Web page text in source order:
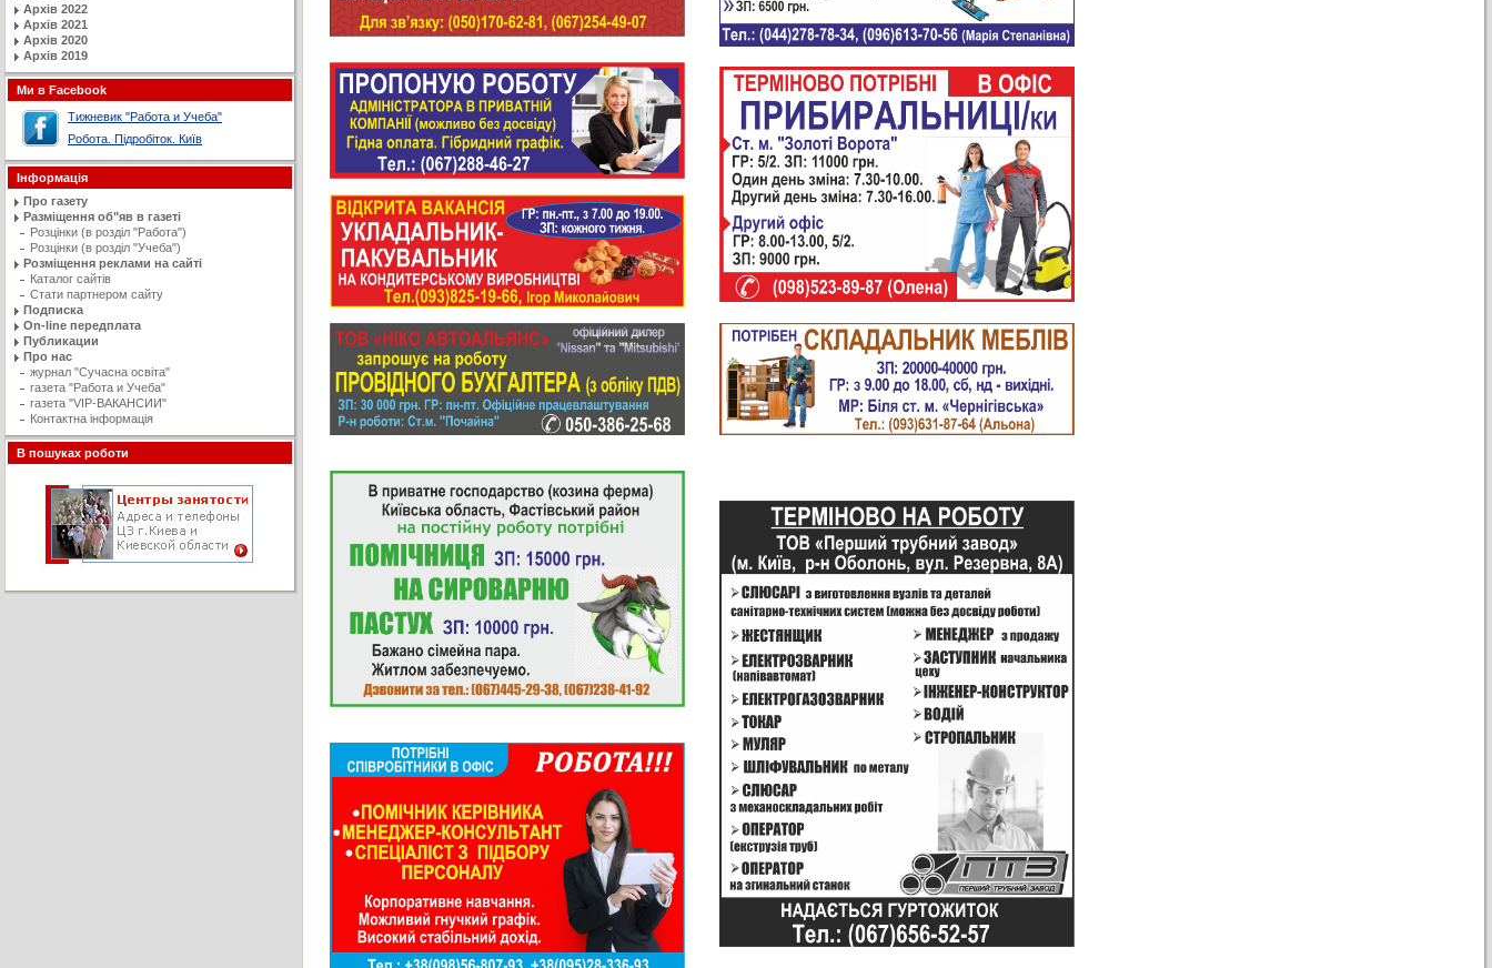
Архів 2022
Архів 2021
Архів 2020
Архів 2019
Ми в Facebook
Тижневик "Работа и Учеба"
Робота. Підробіток. Київ
Інформація
Про газету
Разміщення об"яв в газеті
Розцінки (в розділ "Работа")
Розцінки (в розділ "Учеба")
Розміщення реклами на сайті
Каталог сайтів
Стати партнером сайту
Подписка
On-line передплата
Публикации
Про нас
журнал "Сучасна освiта"
газета "Работа и Учеба"
газета "VIP-ВАКАНСИИ"
Контактна інформація
В пошуках роботи